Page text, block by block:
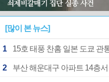
[많이 본 뉴스]
1 15호 태풍 찬홈 일본 도쿄
2 부산 해운대구 아파트 14층